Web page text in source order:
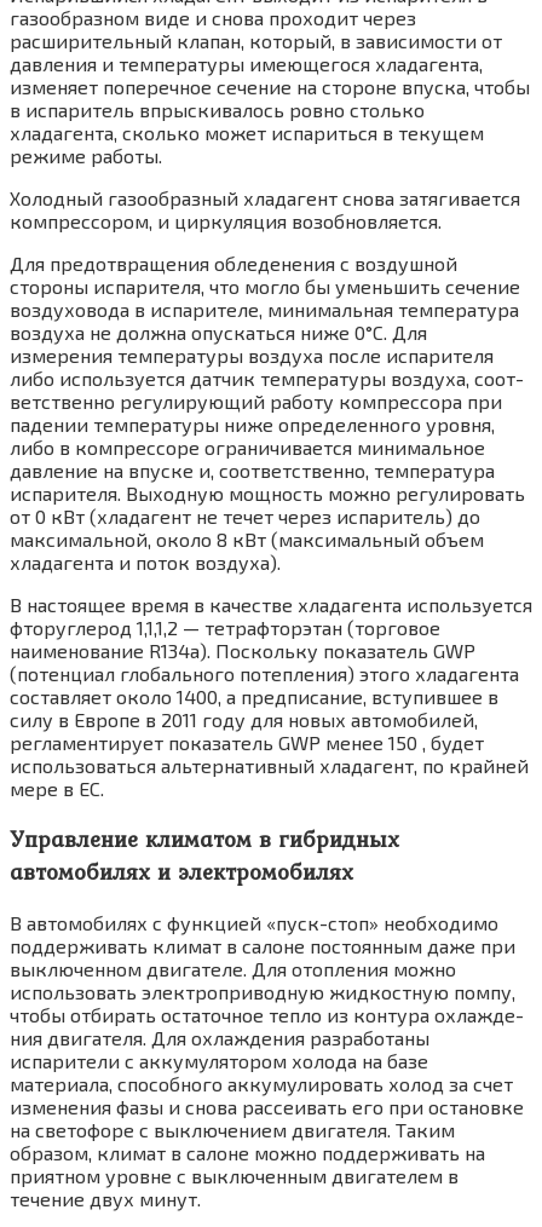
газообразном виде и снова про­ходит через
расширительный клапан, который, в зависимости от
давления и температуры имеющегося хладагента,
изменяет поперечное сечение на стороне впуска, чтобы
в испари­тель впрыскивалось ровно столько
хладагента, сколько может испариться в текущем
режиме работы.
Холодный газообразный хладагент снова затягивается
компрессором, и циркуляция возобновляется.
Для предотвращения обледенения с воз­душной
стороны испарителя, что могло бы уменьшить сечение
воздуховода в испарителе, минимальная температура
воздуха не должна опускаться ниже 0°С. Для
измерения темпе­ратуры воздуха после испарителя
либо ис­пользуется датчик температуры воздуха, соот­
ветственно регулирующий работу компрессора при
падении температуры ниже определенного уровня,
либо в компрессоре ограничивается минимальное
давление на впуске и, соответ­ственно, температура
испарителя. Выходную мощность можно регулировать
от 0 кВт (хла­дагент не течет через испаритель) до
макси­мальной, около 8 кВт (максимальный объем
хладагента и поток воздуха).
В настоящее время в качестве хладагента используется
фторуглерод 1,1,1,2 — тетрафторэтан (торговое
наименование R134а). По­скольку показатель GWP
(потенциал глобаль­ного потепления) этого хладагента
составляет около 1400, а предписание, вступившее в
силу в Европе в 2011 году для новых автомобилей,
регламентирует показатель GWP менее 150 , будет
использоваться альтернативный хла­дагент, по крайней
мере в ЕС.
Управление климатом в гибридных
автомобилях и электромобилях
В автомобилях с функцией «пуск-стоп» не­обходимо
поддерживать климат в салоне по­стоянным даже при
выключенном двигателе. Для отопления можно
использовать электроприводную жидкостную помпу,
чтобы отби­рать остаточное тепло из контура охлажде­
ния двигателя. Для охлаждения разработаны
испарители с аккумулятором холода на базе
материала, способного аккумулировать холод за счет
изменения фазы и снова рассеивать его при остановке
на светофоре с выключением двигателя. Таким
образом, климат в салоне можно поддерживать на
приятном уровне с выключенным двигателем в
течение двух минут.